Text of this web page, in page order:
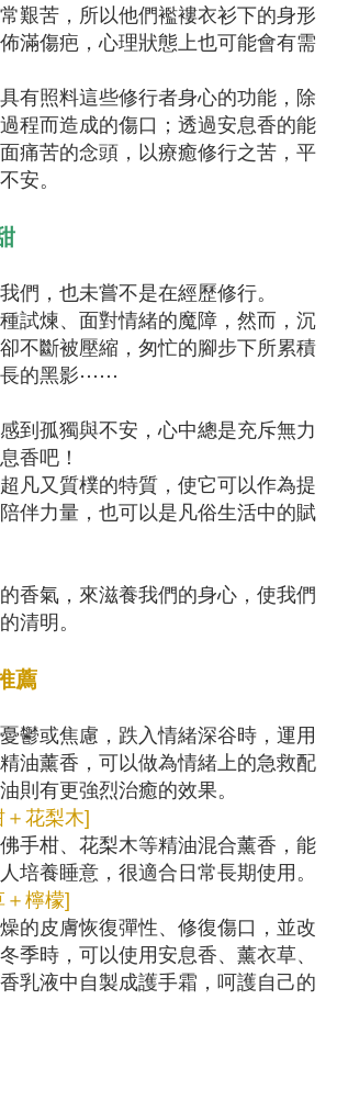
艱苦，所以他們襤褸衣衫下的身形
滿傷疤，心理狀態上也可能會有需
有照料這些修行者身心的功能，除
程而造成的傷口；透過安息香的能
痛苦的念頭，以療癒修行之苦，平
安。
們，也未嘗不是在經歷修行。
試煉、面對情緒的魔障，然而，沉
不斷被壓縮，匆忙的腳步下所累積
長的黑影⋯⋯
到孤獨與不安，心中總是充斥無力
香吧！
凡又質樸的特質，使它可以作為提
伴力量，也可以是凡俗生活中的賦
香氣，來滋養我們的身心，使我們
清明。
薦
鬱或焦慮，跌入情緒深谷時，運用
油薰香，可以做為情緒上的急救配
則有更強烈治癒的效果。
花梨木]
手柑、花梨木等精油混合薰香，能
培養睡意，很適合日常長期使用。
檸檬]
的皮膚恢復彈性、修復傷口，並改
季時，可以使用安息香、薰衣草、
乳液中自製成護手霜，呵護自己的